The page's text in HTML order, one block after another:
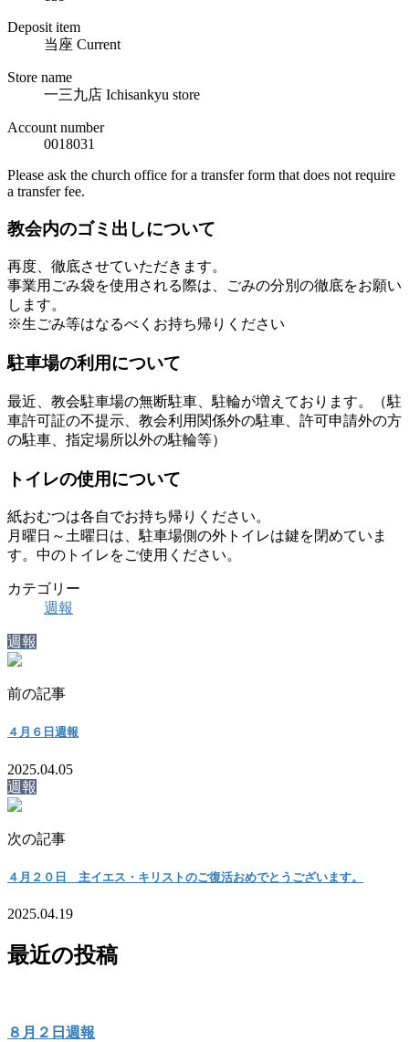
Deposit item
当座 Current
Store name
一三九店 Ichisankyu store
Account number
0018031
Please ask the church office for a transfer form that does not require
a transfer fee.
教会内のゴミ出しについて
再度、徹底させていただきます。
事業用ごみ袋を使用される際は、ごみの分別の徹底をお願い
します。
※生ごみ等はなるべくお持ち帰りください
駐車場の利用について
最近、教会駐車場の無断駐車、駐輪が増えております。（駐
車許可証の不提示、教会利用関係外の駐車、許可申請外の方
の駐車、指定場所以外の駐輪等）
トイレの使用について
紙おむつは各自でお持ち帰りください。
月曜日～土曜日は、駐車場側の外トイレは鍵を閉めていま
す。中のトイレをご使用ください。
カテゴリー
週報
週報
前の記事
４月６日週報
2025.04.05
週報
次の記事
４月２０日 主イエス・キリストのご復活おめでとうございます。
2025.04.19
最近の投稿
８月２日週報